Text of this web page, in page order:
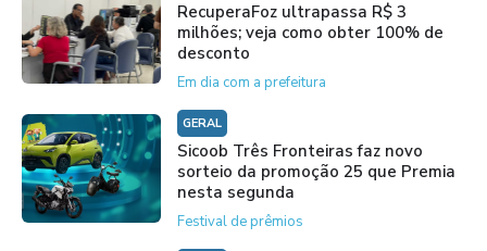
RecuperaFoz ultrapassa R$ 3
milhões; veja como obter 100% de
desconto
Em dia com a prefeitura
GERAL
Sicoob Três Fronteiras faz novo
sorteio da promoção 25 que Premia
nesta segunda
Festival de prêmios